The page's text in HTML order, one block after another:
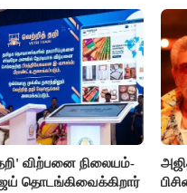
விற்பனை நிலையம்-
தொடங்கிவைக்கிறார்